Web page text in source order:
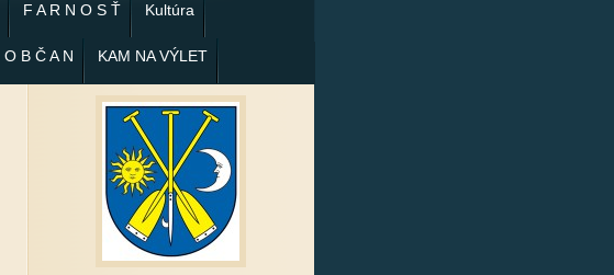
F A R N O S Ť Kultúra
O B Č A N KAM NA VÝLET